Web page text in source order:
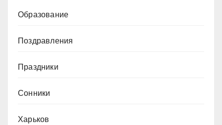
Образование
Поздравления
Праздники
Сонники
Харьков